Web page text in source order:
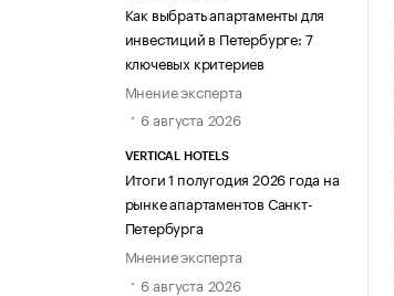
Как выбрать апартаменты для
инвестиций в Петербурге: 7
ключевых критериев
Мнение эксперта
6 августа 2026
VERTICAL HOTELS
Итоги 1 полугодия 2026 года на
рынке апартаментов Санкт-
Петербурга
Мнение эксперта
6 августа 2026